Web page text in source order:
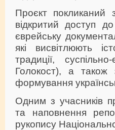
Проєкт покликаний
відкритий доступ
єврейську
які висвітлюють
традиції,
Голокост), а також
формування
Одним з учасників
та наповнення
рукопису